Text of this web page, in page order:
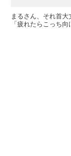
まるさん、それ首
「疲れたらこっち